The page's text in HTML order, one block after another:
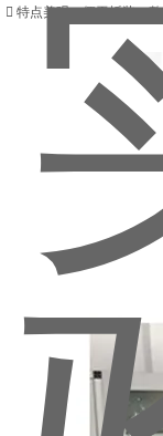
 特点美观，便于拆装，